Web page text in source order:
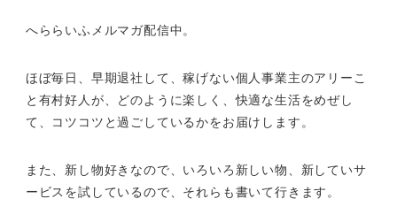
へららいふメルマガ配信中。
ほぼ毎日、早期退社して、稼げない個人事業主のアリーこ
と有村好人が、どのように楽しく、快適な生活をめぜし
て、 コツコツと過ごしているかをお届けします。
また、新し物好きなので、いろいろ新しい物、 新していサ
ービスを試しているので、それらも書いて行きます。